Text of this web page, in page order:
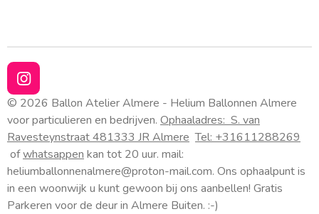
I
n
s
t
a
g
r
a
m
© 2026 Ballon Atelier Almere - Helium Ballonnen Almere
voor particulieren en bedrijven. Ophaaladres: S. van
Ravesteynstraat 481333 JR Almere Tel: +31611288269
ofwhatsappen kan tot 20 uur. mail:
heliumballonnenalmere@proton-mail.com. Ons ophaalpunt is
in een woonwijk u kunt gewoon bij ons aanbellen! Gratis
Parkeren voor de deur in Almere Buiten. :-)